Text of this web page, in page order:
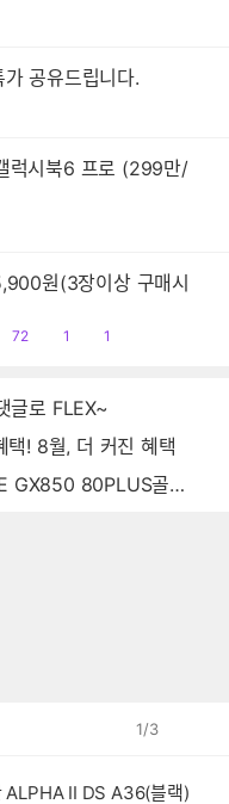
공유드립니다.
럭시북6 프로 (299만/
원(3장이상 구매시
읽
72
공1
댓1
글로 FLEX~
! 8월, 더 커진 혜택
골드 풀모듈러 ATX3.0 블랙
1/3